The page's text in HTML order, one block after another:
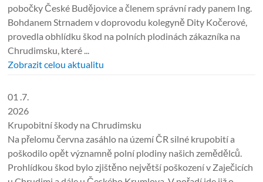
pobočky České Budějovice a členem správní rady panem Ing.
Bohdanem Strnadem v doprovodu kolegyně Dity Kočerové,
provedla obhlídku škod na polních plodinách zákazníka na
Chrudimsku, které ...
Zobrazit celou aktualitu
01 .7.
2026
Krupobitní škody na Chrudimsku
Na přelomu června zasáhlo na území ČR silné krupobití a
poškodilo opět významně polní plodiny našich zemědělců.
Prohlídkou škod bylo zjištěno největší poškození v Zaječicích